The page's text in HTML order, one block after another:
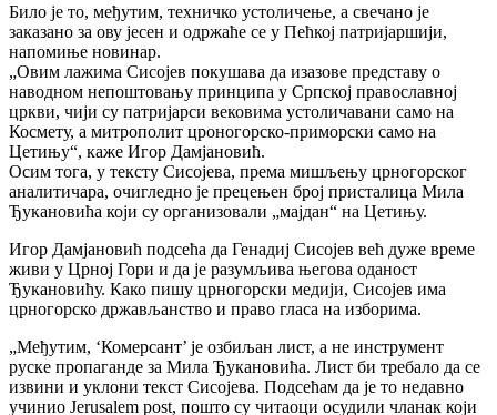
Било је то, међутим, техничко устоличење, а свечано је
заказано за ову јесен и одржаће се у Пећкој патријаршији,
напомиње новинар.
„Овим лажима Сисојев покушава да изазове представу о
наводном непоштовању принципа у Српској православној
цркви, чији су патријарси вековима устоличавани само на
Космету, а митрополит цроногорско-приморски само на
Цетињу“, каже Игор Дамјановић.
Осим тога, у тексту Сисојева, према мишљењу црногорског
аналитичара, очигледно је прецењен број присталица Мила
Ђукановића који су организовали „мајдан“ на Цетињу.
Игор Дамјановић подсећа да Генадиј Сисојев већ дуже време
живи у Црној Гори и да је разумљива његова оданост
Ђукановићу. Како пишу црногорски медији, Сисојев има
црногорско држављанство и право гласа на изборима.
„Међутим, ‘Комерсант’ је озбиљан лист, а не инструмент
руске пропаганде за Мила Ђукановића. Лист би требало да се
извини и уклони текст Сисојева. Подсећам да је то недавно
учинио Jerusalem post, пошто су читаоци осудили чланак који